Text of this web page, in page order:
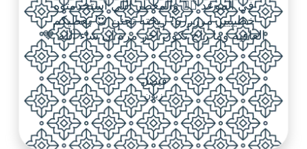
في الموعد 👌🏼 والمعطر اللي استخدمتوه
خطيييير مرررره! ريحته تجنن 😍 يعطيكم
العافية وما راح تكون آخر مرة إن شاء الله 💙
فيصل
زبون